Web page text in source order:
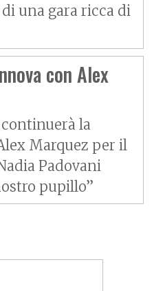
una gara ricca di
con Alex
la
Marquez per il
Padovani
pupillo”